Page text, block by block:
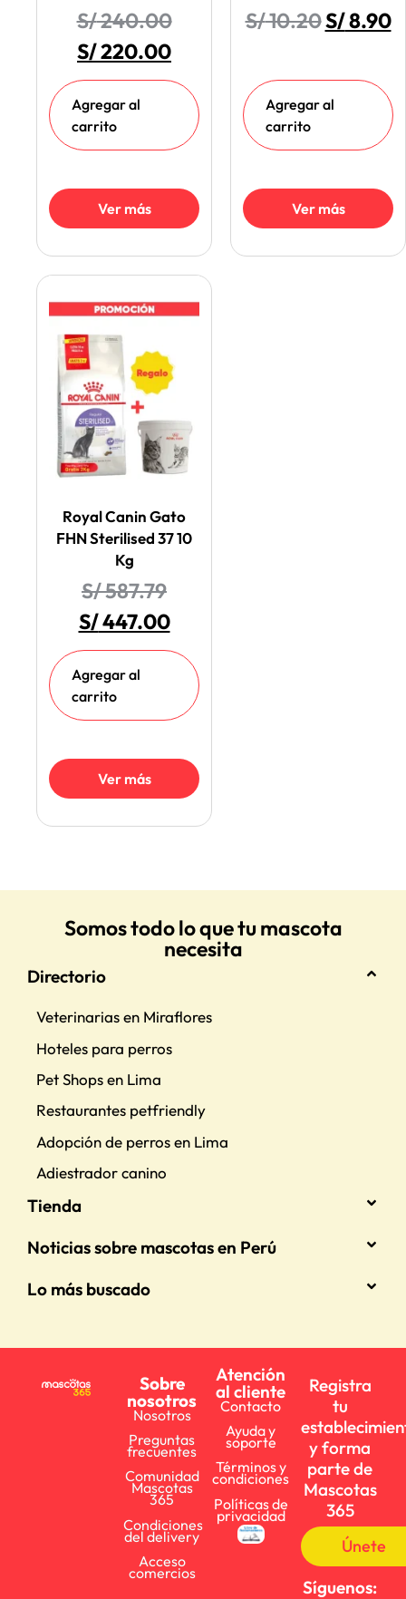
S/240.00
S/220.00
Agregar al
carrito
Ver más
S/10.20S/8.90
Agregar al
carrito
Ver más
Royal Canin Gato
FHN Sterilised 37 10
Kg
S/587.79
S/447.00
Agregar al
carrito
Ver más
Somos todo lo que tu mascota
necesita
Directorio
Veterinarias en Miraflores
Hoteles para perros
Pet Shops en Lima
Restaurantes petfriendly
Adopción de perros en Lima
Adiestrador canino
Tienda
Noticias sobre mascotas en Perú
Lo más buscado
Sobre
nosotros
Nosotros
Preguntas
frecuentes
Comunidad
Mascotas
365
Condiciones
del delivery
Acceso
comercios
Atención
al cliente
Contacto
Ayuda y
soporte
Términos y
condiciones
Políticas de
privacidad
Registra
tu
y forma
parte de
Mascotas
365
Únete
Síguenos: